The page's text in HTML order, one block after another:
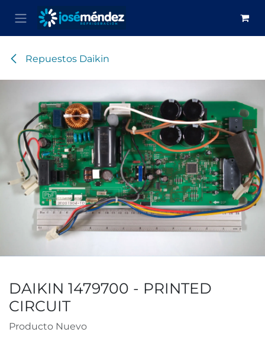
Ir al contenido
Repuestos Daikin
DAIKIN 1479700 - PRINTED
CIRCUIT
Producto Nuevo